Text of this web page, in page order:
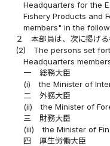
Headquarters for the
Fishery Products and
members" in the
２
本部員は、次に掲げる
(2)
The persons set
Headquarters
一
総務大臣
(i)
the Minister of
二
外務大臣
(ii)
the Minister of
三
財務大臣
(iii)
the Minister of
四
厚生労働大臣